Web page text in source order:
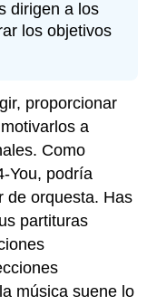
dirigen a los
los objetivos
proporcionar
a
Como
You, podría
de orquesta. Has
partituras
música suene lo